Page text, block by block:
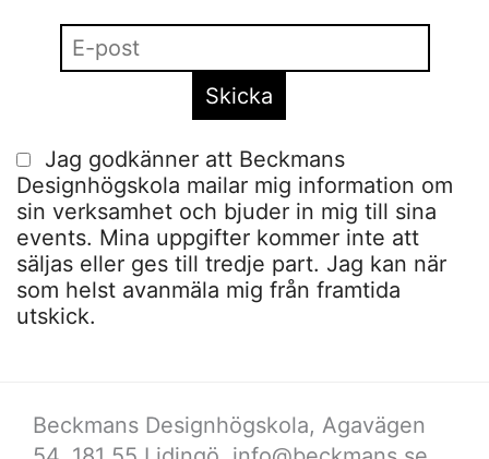
Jag godkänner att Beckmans
Designhögskola mailar mig information om
sin verksamhet och bjuder in mig till sina
events. Mina uppgifter kommer inte att
säljas eller ges till tredje part. Jag kan när
som helst avanmäla mig från framtida
utskick.
Beckmans Designhögskola, Agavägen